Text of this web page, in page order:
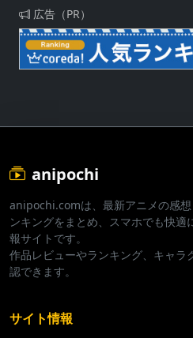
広告（PR）
anipochi
anipochi.comは、最新アニメの感
ンキングをまとめ、スマホでも快
報サイトです。
作品レビューやランキング、キャラ
認できます。
サイト情報